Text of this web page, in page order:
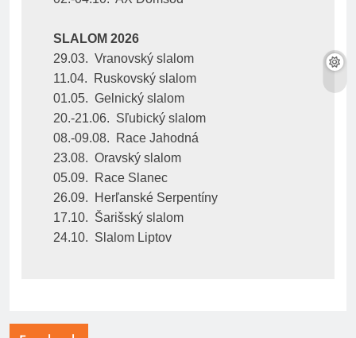
SLALOM 2026
29.03.  Vranovský slalom
11.04.  Ruskovský slalom
01.05.  Gelnický slalom
20.-21.06.  Sľubický slalom
08.-09.08.  Race Jahodná
23.08.  Oravský slalom
05.09.  Race Slanec
26.09.  Herľanské Serpentíny
17.10.  Šarišský slalom
24.10.  Slalom Liptov